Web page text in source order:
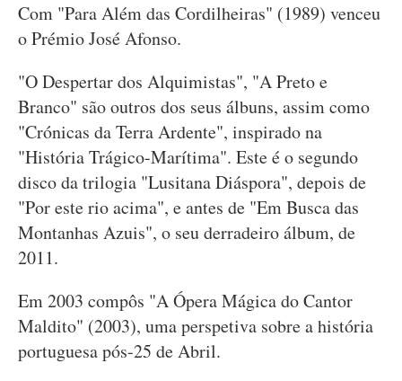
Com "Para Além das Cordilheiras" (1989) venceu
o Prémio José Afonso.
"O Despertar dos Alquimistas", "A Preto e
Branco" são outros dos seus álbuns, assim como
"Crónicas da Terra Ardente", inspirado na
"História Trágico-Marítima". Este é o segundo
disco da trilogia "Lusitana Diáspora", depois de
"Por este rio acima", e antes de "Em Busca das
Montanhas Azuis", o seu derradeiro álbum, de
2011.
Em 2003 compôs "A Ópera Mágica do Cantor
Maldito" (2003), uma perspetiva sobre a história
portuguesa pós-25 de Abril.